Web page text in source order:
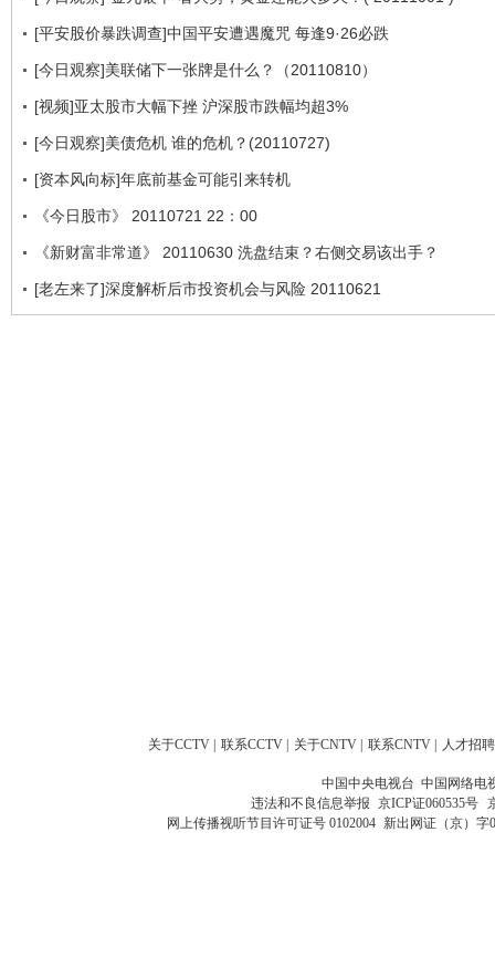
[平安股价暴跌调查]中国平安遭遇魔咒 每逢9·26必跌
[今日观察]美联储下一张牌是什么？（20110810）
[视频]亚太股市大幅下挫 沪深股市跌幅均超3%
[今日观察]美债危机 谁的危机？(20110727)
[资本风向标]年底前基金可能引来转机
《今日股市》 20110721 22：00
《新财富非常道》 20110630 洗盘结束？右侧交易该出手？
[老左来了]深度解析后市投资机会与风险 20110621
关于CCTV 联系CCTV 关于CNTV 联系CNTV 人才招聘
中国中央电视台 中国网络电
违法和不良信息举报 京ICP证060535号
网上传播视听节目许可证号 0102004 新出网证（京）